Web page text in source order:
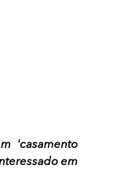
'casamento
em